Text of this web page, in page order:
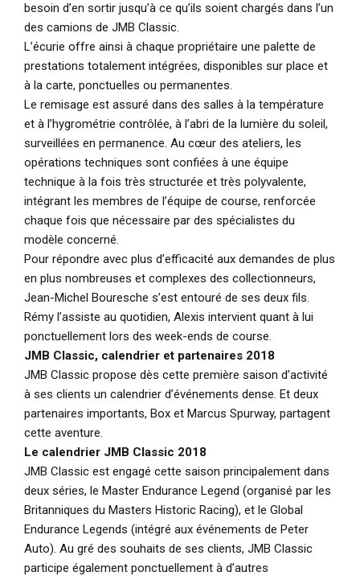
besoin d’en sortir jusqu’à ce qu’ils soient chargés dans l’un
des camions de JMB Classic.
L’écurie offre ainsi à chaque propriétaire une palette de
prestations totalement intégrées, disponibles sur place et
à la carte, ponctuelles ou permanentes.
Le remisage est assuré dans des salles à la température
et à l’hygrométrie contrôlée, à l’abri de la lumière du soleil,
surveillées en permanence. Au cœur des ateliers, les
opérations techniques sont confiées à une équipe
technique à la fois très structurée et très polyvalente,
intégrant les membres de l’équipe de course, renforcée
chaque fois que nécessaire par des spécialistes du
modèle concerné.
Pour répondre avec plus d’efficacité aux demandes de plus
en plus nombreuses et complexes des collectionneurs,
Jean-Michel Bouresche s’est entouré de ses deux fils.
Rémy l’assiste au quotidien, Alexis intervient quant à lui
ponctuellement lors des week-ends de course.
JMB Classic, calendrier et partenaires 2018
JMB Classic propose dès cette première saison d’activité
à ses clients un calendrier d’événements dense. Et deux
partenaires importants, Box et Marcus Spurway, partagent
cette aventure.
Le calendrier JMB Classic 2018
JMB Classic est engagé cette saison principalement dans
deux séries, le Master Endurance Legend (organisé par les
Britanniques du Masters Historic Racing), et le Global
Endurance Legends (intégré aux événements de Peter
Auto). Au gré des souhaits de ses clients, JMB Classic
participe également ponctuellement à d’autres